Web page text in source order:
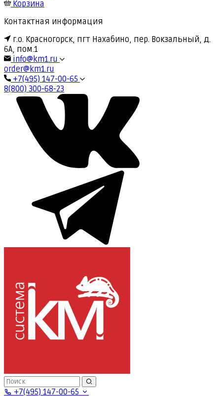
Корзина
Контактная информация
г.о. Красногорск, пгт Нахабино, пер. Вокзальный, д.
6А, пом.1
info@km1.ru
order@km1.ru
+7(495) 147-00-65
8(800) 300-68-23
+7(495) 147-00-65